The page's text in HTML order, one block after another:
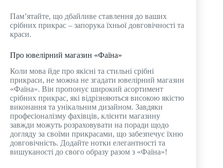
Пам’ятайте, що дбайливе ставлення до ваших
срібних прикрас – запорука їхньої довговічності та
краси.
Про ювелірний магазин «Фаїна»
Коли мова йде про якісні та стильні срібні
прикраси, не можна не згадати ювелірний магазин
«Фаїна». Він пропонує широкий асортимент
срібних прикрас, які відрізняються високою якістю
виконання та унікальним дизайном. Завдяки
професіоналізму фахівців, клієнти магазину
завжди можуть розраховувати на поради щодо
догляду за своїми прикрасами, що забезпечує їхню
довговічність. Додайте нотки елегантності та
вишуканості до свого образу разом з «Фаїна»!